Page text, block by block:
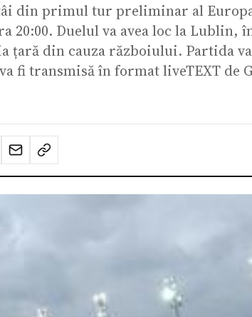
din primul tur preliminar al
20:00. Duelul va avea loc la Lublin,
din cauza războiului. Partida
fi transmisă în format liveTEXT de